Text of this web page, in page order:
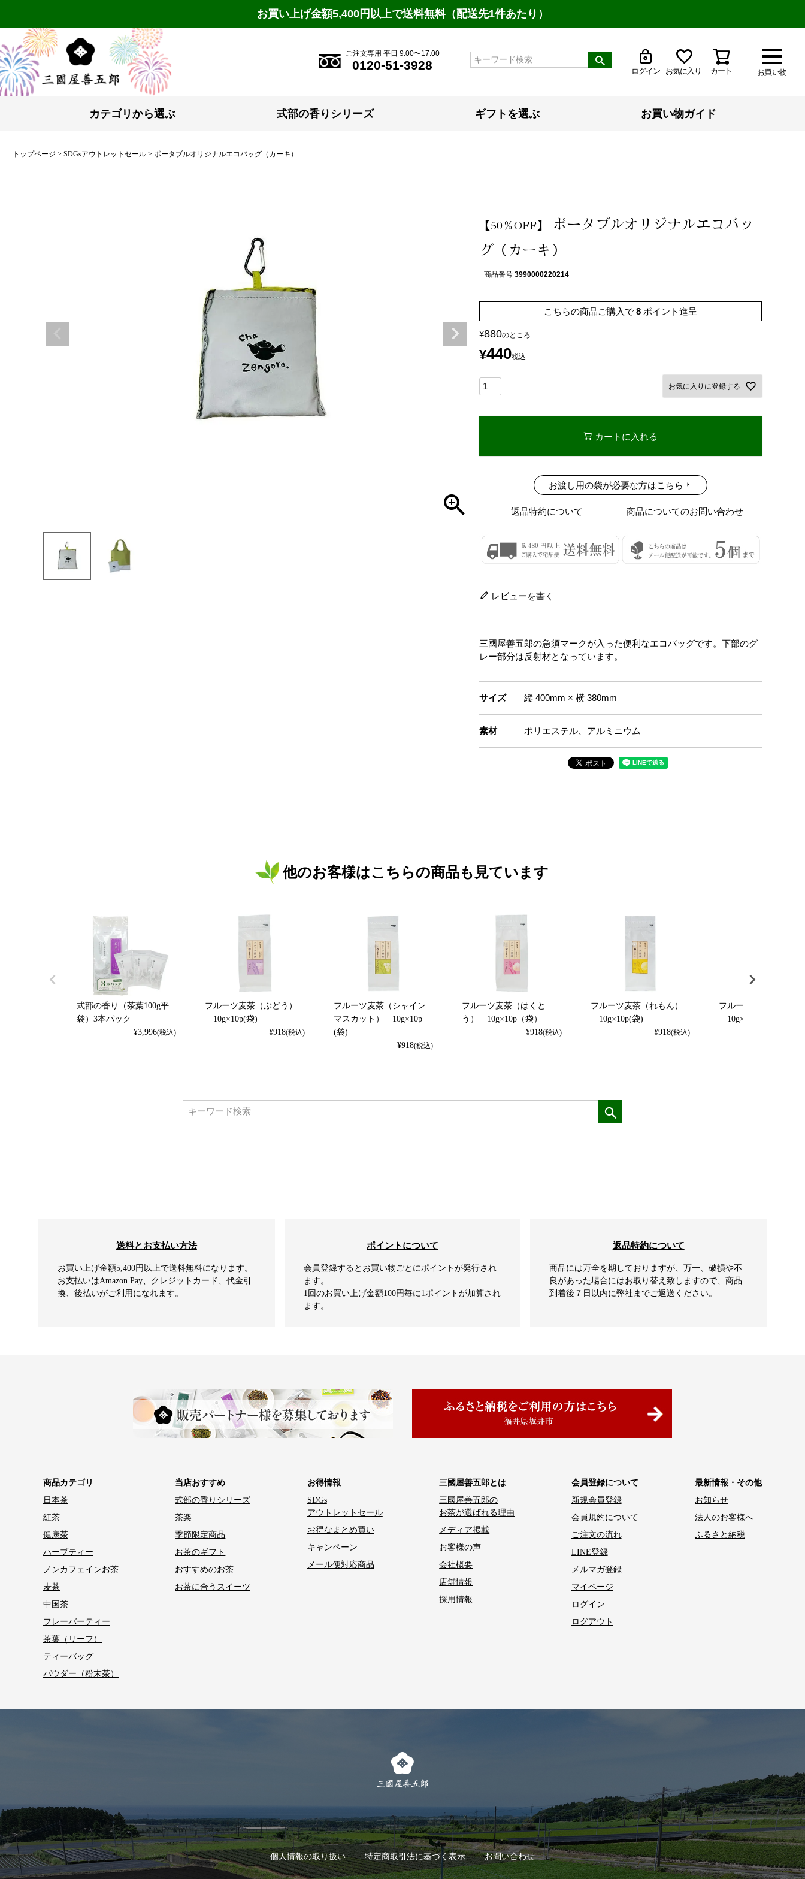
お買い上げ金額5,400円以上で送料無料（配送先1件あたり）
お買い物
ご注文専用 平日 9:00〜17:00
0120-51-3928 ログイン お気に入り カート
カテゴリから選ぶ 式部の香りシリーズ ギフトを選ぶ お買い物ガイド
トップページ SDGsアウトレットセール ポータブルオリジナルエコバッグ（カーキ）
【50％OFF】
ポータブルオリジナルエコバッ
グ（カーキ）
商品番号 3990000220214
こちらの商品ご購入で 8 ポイント進呈
¥880のところ
¥440税込
お気に入りに登録する
カートに入れる
お渡し用の袋が必要な方はこちら
返品特約について 商品についてのお問い合わせ
レビューを書く
三國屋善五郎の急須マークが入った便利なエコバッグです。下部のグ
レー部分は反射材となっています。
サイズ 縦 400mm × 横 380mm
素材 ポリエステル、アルミニウム
他のお客様はこちらの商品も見ています
式部の香り（茶葉100g平
袋）3本パック
¥3,996(税込)
フルーツ麦茶（ぶどう）
10g×10p(袋)
¥918(税込)
フルーツ麦茶（シャイン
マスカット） 10g×10p
(袋)
¥918(税込)
フルーツ麦茶（はくと
う） 10g×10p（袋）
¥918(税込)
フルーツ麦茶（れもん）
10g×10p(袋)
¥918(税込)
フルーツ麦茶（りんご
10g×10p(袋)
送料とお支払い方法
お買い上げ金額5,400円以上で送料無料になります。
お支払いはAmazon Pay、クレジットカード、代金引
換、後払いがご利用になれます。
ポイントについて
会員登録するとお買い物ごとにポイントが発行され
ます。
1回のお買い上げ金額100円毎に1ポイントが加算され
ます。
返品特約について
商品には万全を期しておりますが、万一、破損や不
良があった場合にはお取り替え致しますので、商品
到着後７日以内に弊社までご返送ください。
商品カテゴリ
日本茶
紅茶
健康茶
ハーブティー
ノンカフェインお茶
麦茶
中国茶
フレーバーティー
茶葉（リーフ）
ティーバッグ
パウダー（粉末茶）
当店おすすめ
式部の香りシリーズ
茶楽
季節限定商品
お茶のギフト
おすすめのお茶
お茶に合うスイーツ
お得情報
SDGs
アウトレットセール
お得なまとめ買い
キャンペーン
メール便対応商品
三國屋善五郎とは
三國屋善五郎の
お茶が選ばれる理由
メディア掲載
お客様の声
会社概要
店舗情報
採用情報
会員登録について
新規会員登録
会員規約について
ご注文の流れ
LINE登録
メルマガ登録
マイページ
ログイン
ログアウト
最新情報・その他
お知らせ
法人のお客様へ
ふるさと納税
個人情報の取り扱い 特定商取引法に基づく表示 お問い合わせ